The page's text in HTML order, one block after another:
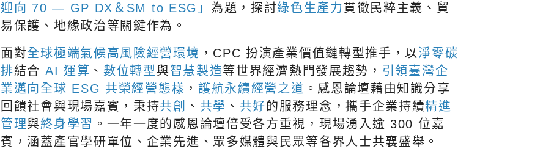
迎向 70 — GP DX＆SM to ESG」 為題，探討綠色生產力貫徹民粹主義、貿
易保護、地緣政治等關鍵作為。
面對全球極端氣候高風險經營環境 ，CPC 扮演產業價值鏈轉型推手，以淨零碳
排結合 AI 運算 、數位轉型 與智慧製造等世界經濟熱門發展趨勢， 引領臺灣企
業邁向全球 ESG 共榮經營態樣 ， 護航永續經營之道 。感恩論壇藉由知識分享
回饋社會與現場嘉賓，秉持共創 、 共學 、 共好的服務理念，攜手企業持續精進
管理與終身學習 。一年一度的感恩論壇倍受各方重視，現場湧入逾 300 位嘉
賓，涵蓋產官學研單位、企業先進、眾多媒體與民眾等各界人士共襄盛舉。